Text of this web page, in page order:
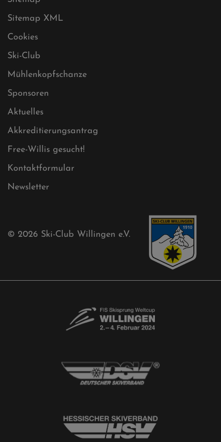
Datenschutz
Impressum
Sitemap
Sitemap XML
Cookies
Ski-Club
Mühlenkopfschanze
Kontaktformular